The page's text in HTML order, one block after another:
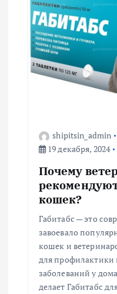
я
п
shipitsin_admin
19 декабря, 2024
Почему
кошек?
Габитабс — это
завоевало
кошек и
для профилактики
заболеваний у
делает Габитабс